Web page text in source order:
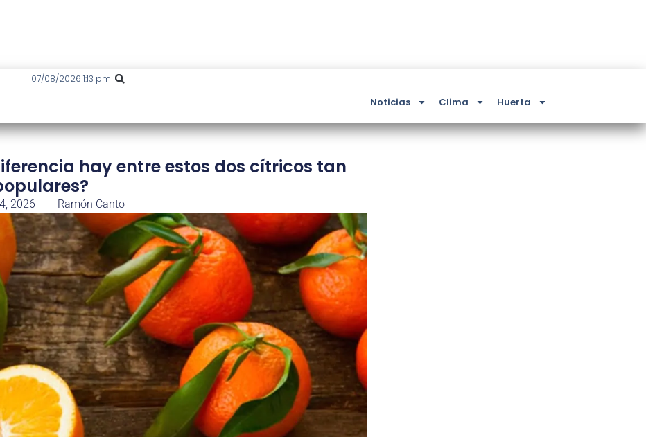
07/08/2026 1:13 pm
Noticias Clima Huerta
hay entre estos dos cítricos tan
2026 Ramón Canto